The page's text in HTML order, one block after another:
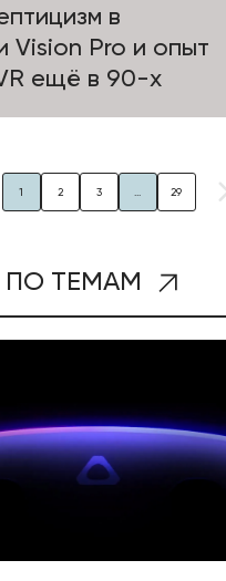
в
Vision Pro и опыт
ещё в 90-х
1 2 3 29
ТЕМАМ